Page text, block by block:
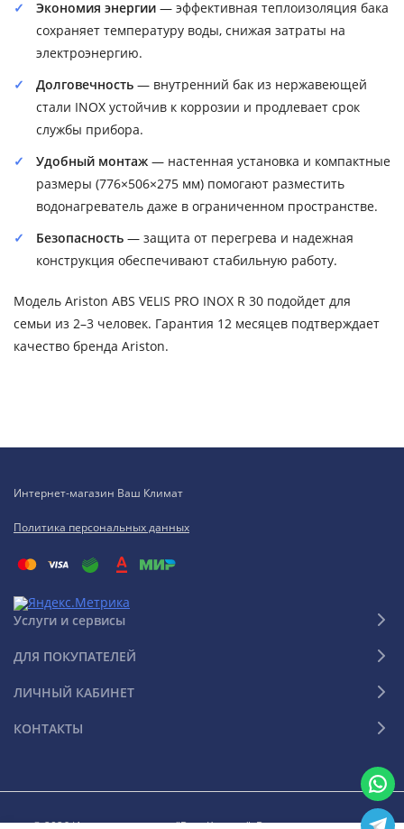
Экономия энергии — эффективная теплоизоляция бака
сохраняет температуру воды, снижая затраты на
электроэнергию.
Долговечность — внутренний бак из нержавеющей
стали INOX устойчив к коррозии и продлевает срок
службы прибора.
Удобный монтаж — настенная установка и компактные
размеры (776×506×275 мм) помогают разместить
водонагреватель даже в ограниченном пространстве.
Безопасность — защита от перегрева и надежная
конструкция обеспечивают стабильную работу.
Модель Ariston ABS VELIS PRO INOX R 30 подойдет для
семьи из 2–3 человек. Гарантия 12 месяцев подтверждает
качество бренда Ariston.
Интернет-магазин Ваш Климат
Политика персональных данных
Услуги и сервисы
ДЛЯ ПОКУПАТЕЛЕЙ
ЛИЧНЫЙ КАБИНЕТ
КОНТАКТЫ
© 2026 Интернет-магазин "Ваш Климат". Все права защищены